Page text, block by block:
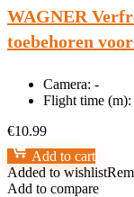
WAGNER
toebehoren
Camera: -
Flight time (m):
€10.99
Add to cart
Added to wishlist
Add to compare